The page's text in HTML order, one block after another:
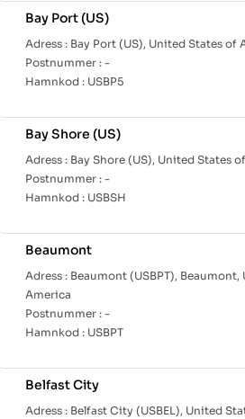
Bay Port (US)
Adress : Bay Port (US), United States of
Postnummer : -
Hamnkod : USBP5
Bay Shore (US)
Adress : Bay Shore (US), United States
Postnummer : -
Hamnkod : USBSH
Beaumont
Adress : Beaumont (USBPT),
America
Postnummer : -
Hamnkod : USBPT
Belfast City
Adress : Belfast City (USBEL), United